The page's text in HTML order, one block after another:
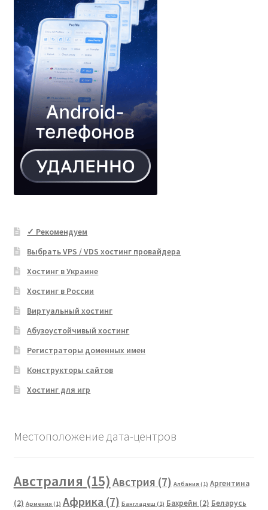
✓ Рекомендуем
Выбрать VPS / VDS хостинг провайдера
Хостинг в Украине
Хостинг в России
Виртуальный хостинг
Абузоустойчивый хостинг
Регистраторы доменных имен
Конструкторы сайтов
Хостинг для игр
Местоположение дата-центров
Австралия (15) Австрия (7) Албания (1) Аргентина
(2) Армения (1) Африка (7) Бангладеш (1) Бахрейн (2) Беларусь